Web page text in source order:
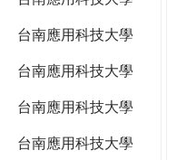
台南應用科技大學
台南應用科技大學
台南應用科技大學
台南應用科技大學